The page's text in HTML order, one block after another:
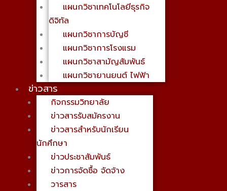
แผนกวิชาเทคโนโลยีธุรกิจ
ดิจิทัล
แผนกวิชาการบัญชี
แผนกวิชาการโรงแรม
แผนกวิชาสามัญสัมพันธ์
แผนกวิชายานยนต์ ไฟฟ้า
ข่าวสาร
กิจกรรมวิทยาลัย
ข่าวสารรับสมัครงาน
ข่าวสารสำหรับนักเรียน
นักศึกษา
ข่าวประชาสัมพันธ์
ข่าวการจัดซื้อ จัดจ้าง
วารสาร